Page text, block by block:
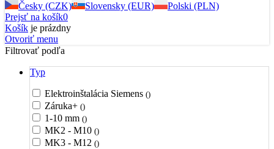
Česky (CZK)
Slovensky (EUR)
Polski (PLN)
Prejsť na košík0
Košík je prázdny
Otvoriť menu
Filtrovať podľa
Typ
Elektroinštalácia Siemens ()
Záruka+ ()
1-10 mm ()
MK2 - M10 ()
MK3 - M12 ()